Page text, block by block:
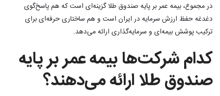
در مجموع، بیمه عمر بر پایه صندوق طلا گزینه‌ای است که هم پاسخ‌گوی
دغدغه حفظ ارزش سرمایه در ایران است و هم ساختاری حرفه‌ای برای
ترکیب پوشش بیمه‌ای و سرمایه‌گذاری ارائه می‌دهد.
کدام شرکت‌ها بیمه عمر بر پایه
صندوق طلا ارائه می‌دهند؟